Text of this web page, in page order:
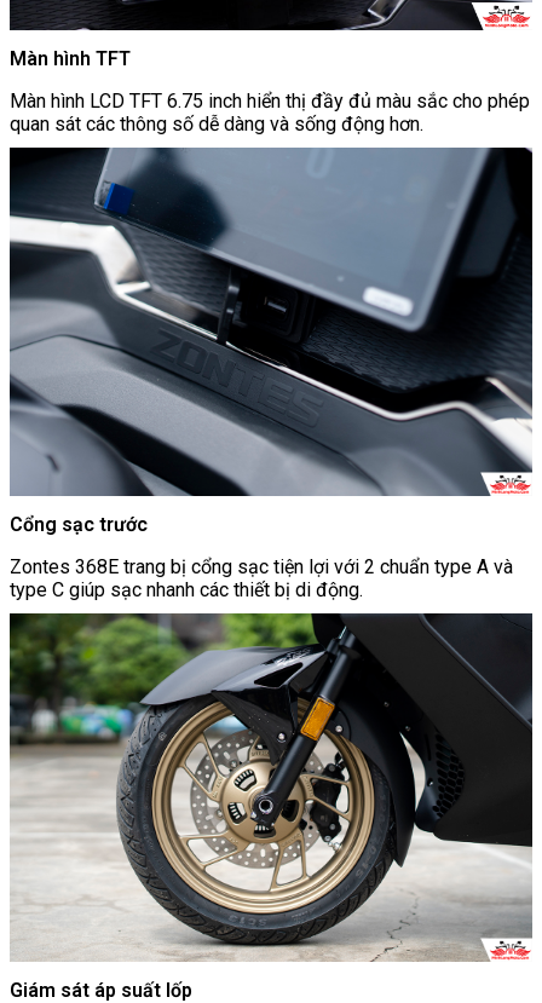
Màn hình TFT
Màn hình LCD TFT 6.75 inch hiển thị đầy đủ màu sắc cho phép
quan sát các thông số dễ dàng và sống động hơn.
Cổng sạc trước
Zontes 368E trang bị cổng sạc tiện lợi với 2 chuẩn type A và
type C giúp sạc nhanh các thiết bị di động.
Giám sát áp suất lốp